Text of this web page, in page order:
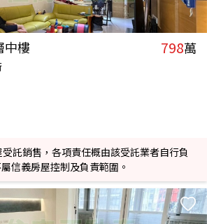
中樓 798萬
託銷售，各項責任概由該受託業者自行負
信義房屋控制及負責範圍。